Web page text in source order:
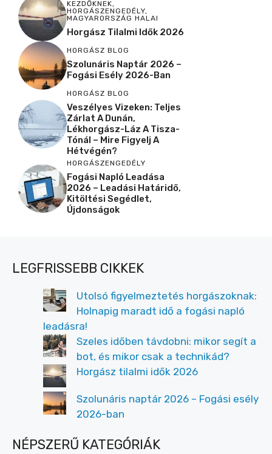
KEZDŐKNEK,
HORGÁSZENGEDÉLY,
MAGYARORSZÁG HALAI
Horgász Tilalmi Idők 2026
HORGÁSZ BLOG
Szolunáris Naptár 2026 –
Fogási Esély 2026-Ban
HORGÁSZ BLOG
Veszélyes Vizeken: Teljes
Zárlat A Dunán,
Lékhorgász-Láz A Tisza-
Tónál – Mire Figyelj A
Hétvégén?
HORGÁSZENGEDÉLY
Fogási Napló Leadása
2026 – Leadási Határidő,
Kitöltési Segédlet,
Újdonságok
LEGFRISSEBB CIKKEK
Utolsó figyelmeztetés horgászoknak:
Holnapig maradt idő a fogási napló
leadásra!
Szeles időben távdobni: mikor segít a
bot, és mikor csak a technikád?
Horgász tilalmi idők 2026
Szolunáris naptár 2026 – Fogási esély
2026-ban
NÉPSZERŰ KATEGÓRIÁK